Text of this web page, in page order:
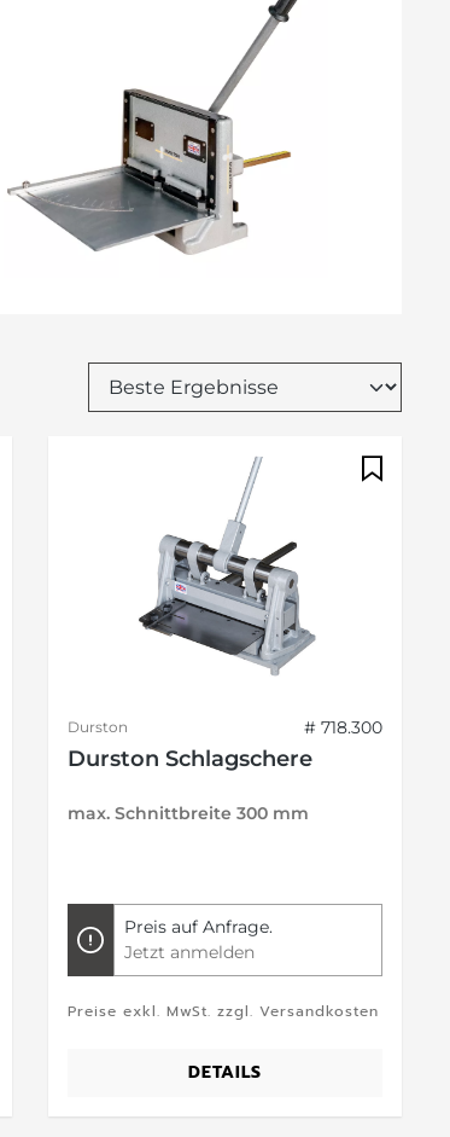
Durston # 718.300
Durston Schlagschere
max. Schnittbreite 300 mm
Preis auf Anfrage.
Jetzt anmelden
Preise exkl. MwSt. zzgl. Versandkosten
DETAILS